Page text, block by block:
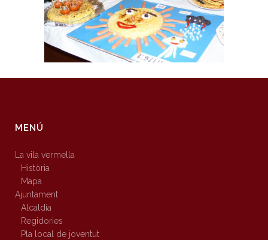
MENÚ
La vila vermella
Història
Mapa
Ajuntament
Alcaldia
Regidories
Pla local de joventut